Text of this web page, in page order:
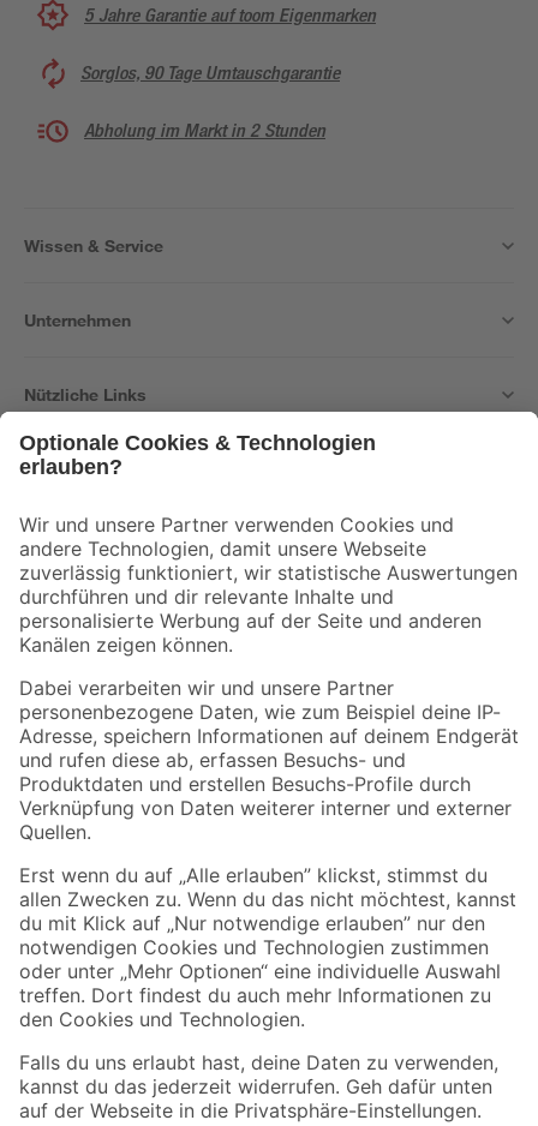
5 Jahre Garantie auf toom Eigenmarken
Sorglos, 90 Tage Umtauschgarantie
Abholung im Markt in 2 Stunden
Wissen & Service
Unternehmen
Nützliche Links
Der toom Newsletter: Keine Angebote und Aktionen mehr verpassen!
Zur Newsletter Anmeldung
Folge uns
Zahlungsarten Versandarten
Sicher einkaufen
Jetzt die toom-App herunterladen
Alle Preisangaben in EUR inkl. gesetzl. MwSt.. Die dargestellten Angebote sind unter
Umständen nicht in allen Märkten verfügbar. Die angegebenen Verfügbarkeiten beziehen